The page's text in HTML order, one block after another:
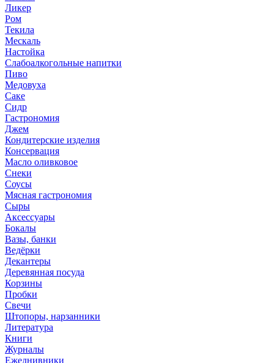
Ликер
Ром
Текила
Мескаль
Настойка
Слабоалкогольные напитки
Пиво
Медовуха
Саке
Сидр
Гастрономия
Джем
Кондитерские изделия
Консервация
Масло оливковое
Снеки
Соусы
Мясная гастрономия
Сыры
Аксессуары
Бокалы
Вазы, банки
Ведёрки
Декантеры
Деревянная посуда
Корзины
Пробки
Свечи
Штопоры, нарзанники
Литература
Книги
Журналы
Ежеднивники